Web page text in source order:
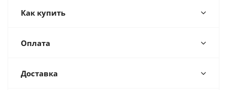
Как купить
Оплата
Доставка